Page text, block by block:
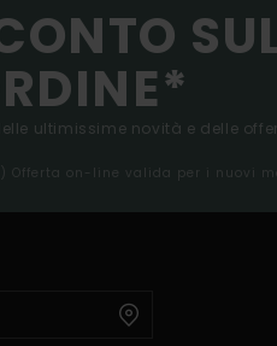
ultimissime novità e delle
Offerta on-line valida per i nuovi